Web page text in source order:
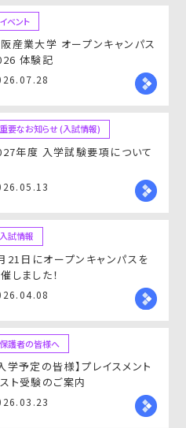
イベント
産業大学 オープンキャンパス
体験記
重要なお知らせ (入試情報)
2027年度 入学試験要項について
入試情報
21日にオープンキャンパスを
しました！
保護者の皆様へ
学予定の皆様】プレイスメント
ト受験のご案内